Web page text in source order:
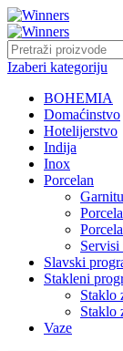
Izaberi kategoriju
BOHEMIA
Domaćinstvo
Hotelijerstvo
Indija
Inox
Porcelan
Servisi
Slavski
Stakleni
Staklo
Staklo
Vaze